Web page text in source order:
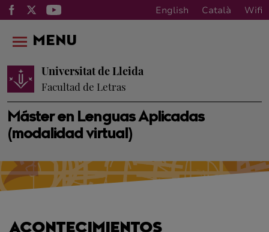
English Català Wifi
Máster en Lenguas Aplicadas
(modalidad virtual)
Universitat de Lleida
Facultad de Letras
MENU
ACONTECIMIENTOS